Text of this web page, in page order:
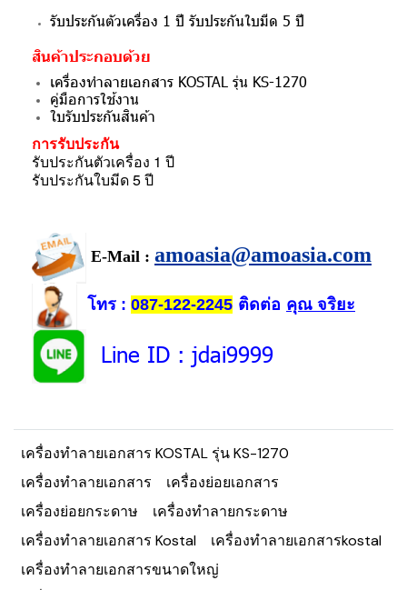
รับประกันตัวเครื่อง 1 ปี รับประกันใบมีด 5 ปี
สินค้าประกอบด้วย
เครื่องทำลายเอกสาร KOSTAL รุ่น KS-1270
คู่มือการใช้งาน
ใบรับประกันสินค้า
การรับประกัน
รับประกันตัวเครื่อง 1 ปี
รับประกันใบมีด 5 ปี
E-Mail : amoasia@amoasia.com
โทร : 087-122-2245 ติดต่อ คุณ จริยะ
Line ID : jdai9999
เครื่องทำลายเอกสาร KOSTAL รุ่น KS-1270
เครื่องทำลายเอกสาร
เครื่องย่อยเอกสาร
เครื่องย่อยกระดาษ
เครื่องทำลายกระดาษ
เครื่องทำลายเอกสาร Kostal
เครื่องทำลายเอกสารkostal
เครื่องทำลายเอกสารขนาดใหญ่